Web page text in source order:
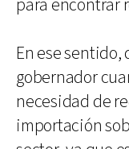
para encontrar
En ese
gobernador
necesidad de
importación